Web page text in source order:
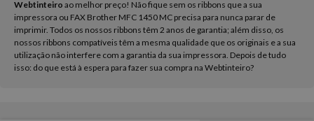
Webtinteiro ao melhor preço! Não fique sem os ribbons que a sua
impressora ou FAX Brother MFC 1450 MC precisa para nunca parar de
imprimir. Todos os nossos ribbons têm 2 anos de garantia; além disso, os
nossos ribbons compatíveis têm a mesma qualidade que os originais e a sua
utilização não interfere com a garantia da sua impressora. Depois de tudo
isso: do que está à espera para fazer sua compra na Webtinteiro?